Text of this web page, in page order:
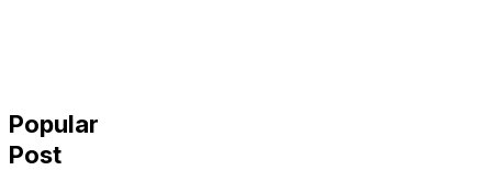
Popular
Post